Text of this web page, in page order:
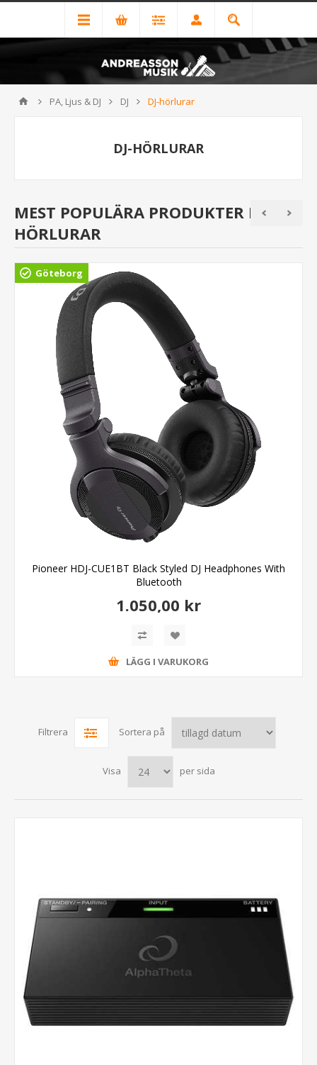
PA, Ljus & DJ DJ DJ-hörlurar
DJ-HÖRLURAR
MEST POPULÄRA PRODUKTER I DJ-
HÖRLURAR
Göteborg
Pioneer HDJ-CUE1BT Black Styled DJ Headphones With
Bluetooth
1.050,00 kr
LÄGG I VARUKORG
Filtrera Sortera på
Visa per sida